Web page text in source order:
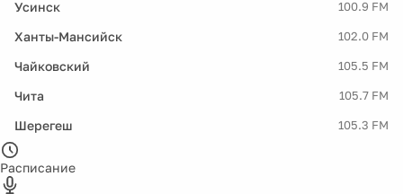
Усинск 100.9 FM
Ханты-Мансийск 102.0 FM
Чайковский 105.5 FM
Чита 105.7 FM
Шерегеш 105.3 FM
Расписание